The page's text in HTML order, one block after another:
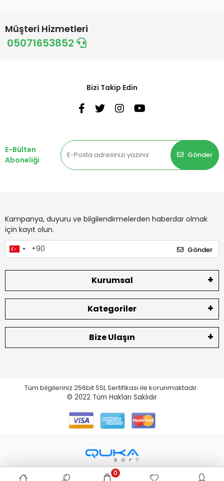
Müşteri Hizmetleri
05071653852
Bizi Takip Edin
E-Bülten
Aboneliği
Gönder
Kampanya, duyuru ve bilgilendirmelerden haberdar olmak
için kayıt olun.
Gönder
Kurumsal
Kategoriler
Bize Ulaşın
Tüm bilgileriniz 256bit SSL Sertifikası ile korunmaktadır.
© 2022 Tüm Hakları Saklıdır
0